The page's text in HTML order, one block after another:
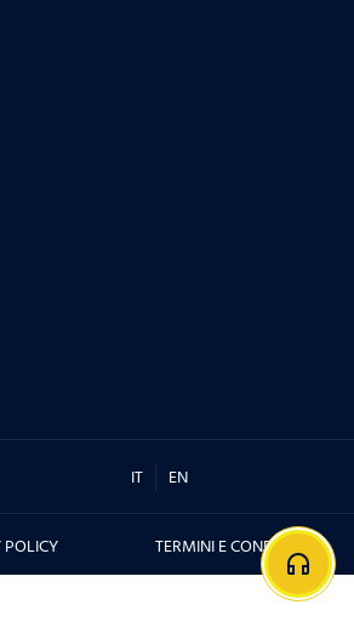
IT EN
TERMINI E CONDIZIONI
headphones